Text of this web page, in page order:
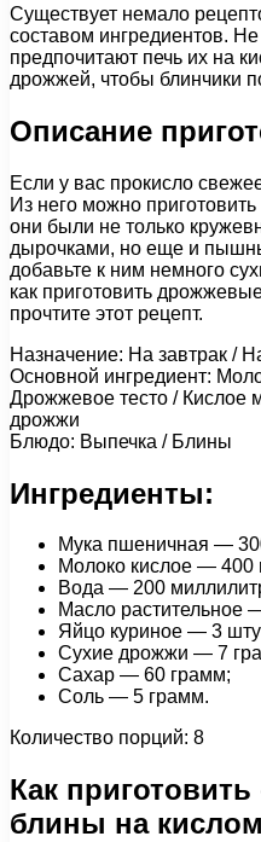
Существует немало
составом ингредиентов. Не
предпочитают печь их на
дрожжей, чтобы блинчики
Описание
Если у вас прокисло
Из него можно
они были не только
дырочками, но еще и
добавьте к ним немного
как приготовить
прочтите этот рецепт.
Назначение: На завтрак /
Основной ингредиент:
Дрожжевое тесто / Кислое
дрожжи
Блюдо: Выпечка / Блины
Ингредиенты:
Мука пшеничная —
Молоко кислое — 400
Вода — 200
Масло растительное
Яйцо куриное — 3
Сухие дрожжи — 7
Сахар — 60 грамм;
Соль — 5 грамм.
Количество порций: 8
Как
блины на